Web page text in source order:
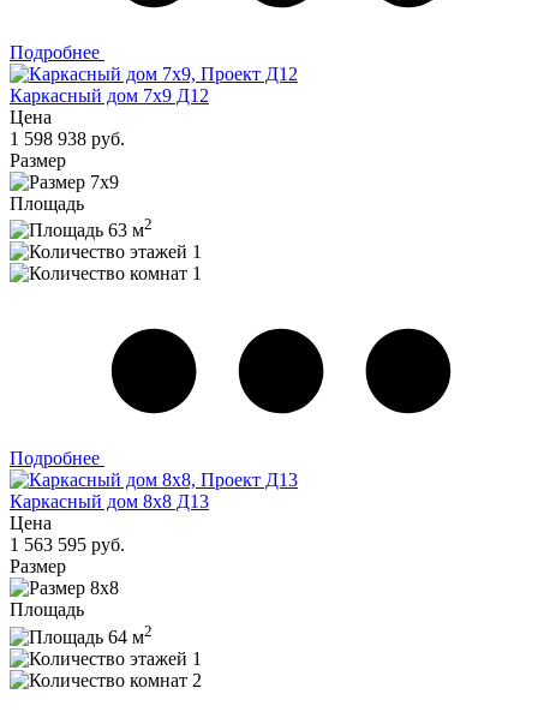
Подробнее
Каркасный дом 7х9 Д12
Цена
1 598 938 руб.
Размер
7х9
Площадь
63 м2
1
1
Подробнее
Каркасный дом 8х8 Д13
Цена
1 563 595 руб.
Размер
8х8
Площадь
64 м2
1
2